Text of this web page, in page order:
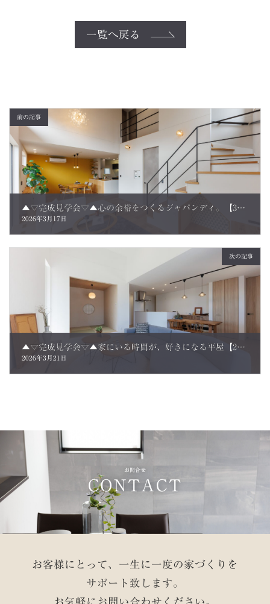
一覧へ戻る
前の記事
▲▽完成見学会▽▲心の余裕をつくるジャパンディ。【32坪/3LDK】ご来場のお客さまの声
2026年3月17日
次の記事
▲▽完成見学会▽▲家にいる時間が、好きになる平屋【27坪/2LDK】ご来場のお客さまの声
2026年3月21日
お問合せ
CONTACT
お客様にとって、一生に一度の家づくりを
サポート致します。